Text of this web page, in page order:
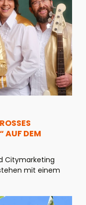
J
DEM N
Citymarketing
mit einem